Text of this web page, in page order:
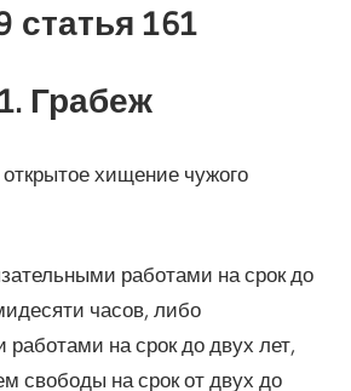
статья 161
Грабеж
открытое хищение чужого
работами на срок до
часов, либо
на срок до двух лет,
свободы на срок от двух до